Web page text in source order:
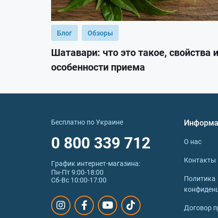
Блог Обзоры
Шатавари: что это такое, свойства и
особенности приема
Бесплатно по Украине
0 800 339 712
График интернет‑магазина:
Пн-Пт 9:00-18:00
Сб-Вс 10:00-17:00
О нас
Контакты
Политика
Договор